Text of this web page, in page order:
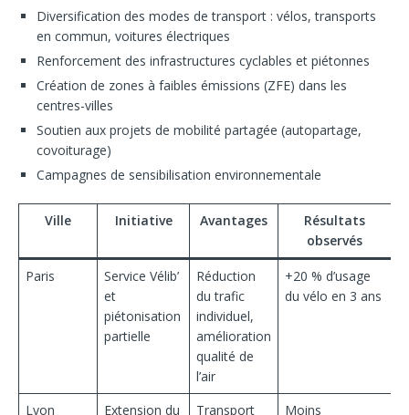
Diversification des modes de transport : vélos, transports
en commun, voitures électriques
Renforcement des infrastructures cyclables et piétonnes
Création de zones à faibles émissions (ZFE) dans les
centres-villes
Soutien aux projets de mobilité partagée (autopartage,
covoiturage)
Campagnes de sensibilisation environnementale
Ville Initiative Avantages
Résultats
observés
Paris
Service Vélib’
et
piétonisation
partielle
Réduction
du trafic
individuel,
amélioration
qualité de
l’air
+20 % d’usage
du vélo en 3 ans
Lyon
Extension du
Transport
Moins